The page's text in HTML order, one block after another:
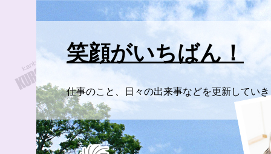
笑顔がいちばん！
仕事のこと、日々の出来事などを更新してい